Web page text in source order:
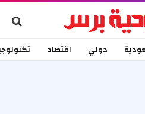
دولي اقتصاد